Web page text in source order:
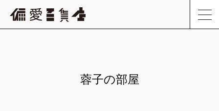
蓉子の部屋